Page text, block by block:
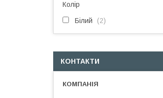
Колір
Білий 2
КОНТАКТИ